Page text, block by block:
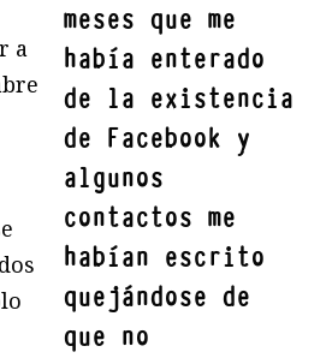
meses que me
había enterado
de la existencia
de Facebook y
algunos
contactos me
habían escrito
quejándose de
que no
a